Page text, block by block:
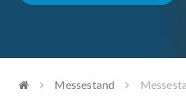
Messestand